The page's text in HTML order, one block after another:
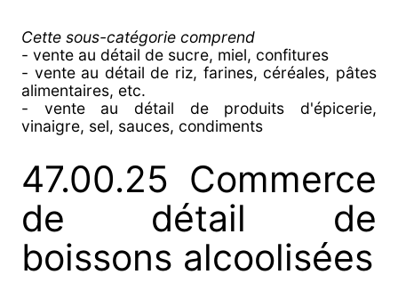
Cette sous-catégorie comprend
- vente au détail de sucre, miel, confitures
- vente au détail de riz, farines, céréales, pâtes
alimentaires, etc.
- vente au détail de produits d'épicerie,
vinaigre, sel, sauces, condiments
47.00.25 Commerce
de détail de
boissons alcoolisées